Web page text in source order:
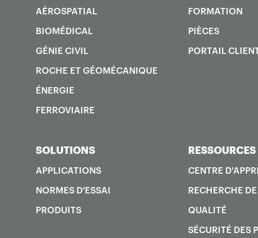
AÉROSPATIAL
BIOMÉDICAL
GÉNIE CIVIL
ROCHE ET GÉOMÉCANIQUE
ÉNERGIE
FERROVIAIRE
FORMATION
PIÈCES
PORTAIL
SOLUTIONS
APPLICATIONS
NORMES D'ESSAI
PRODUITS
RESSOURCES
CENTRE
RECHERCHE
QUALITÉ
SÉCURITÉ DES